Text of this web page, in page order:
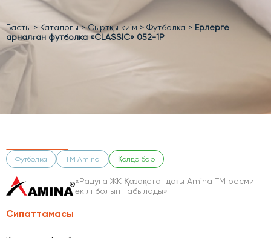
Басты > Каталогы>Сыртқы киім > Футболка > Ерлерге
арналған футболка «CLASSIC» 052-1P
Футболка ТМ Amina Қолда бар
«Радуга ЖК Қазақстандағы Amina ТМ ресми
өкілі болып табылады»
Сипаттамасы